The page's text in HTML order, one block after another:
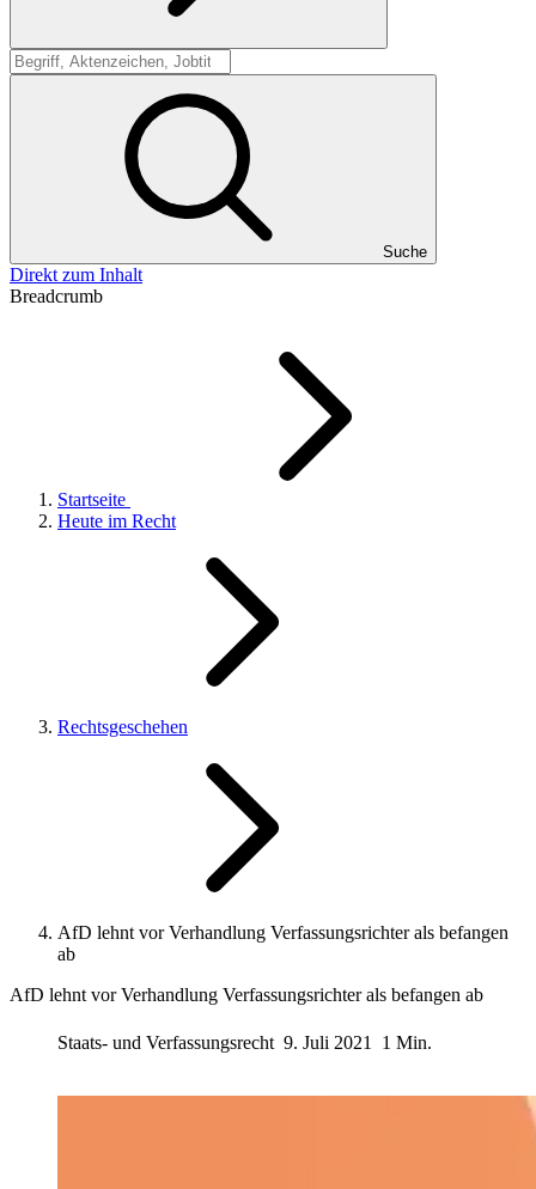
Suche
Suche
Direkt zum Inhalt
Breadcrumb
Startseite
Heute im Recht
Rechtsgeschehen
AfD lehnt vor Verhandlung Verfassungsrichter als befangen
ab
AfD lehnt vor Verhandlung Verfassungsrichter als befangen ab
Staats- und Verfassungsrecht 9. Juli 2021 1 Min.